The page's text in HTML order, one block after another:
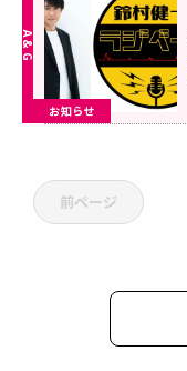
お知らせ
前ページ